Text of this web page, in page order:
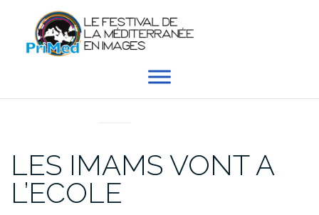
contenu
LES IMAMS VONT A
L’ECOLE